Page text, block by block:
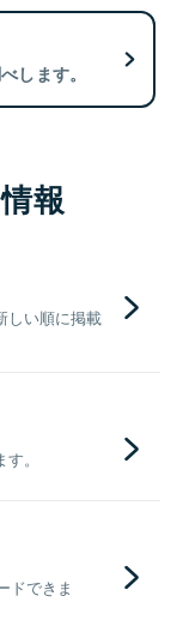
します。
報
しい順に掲載
。
ドできま